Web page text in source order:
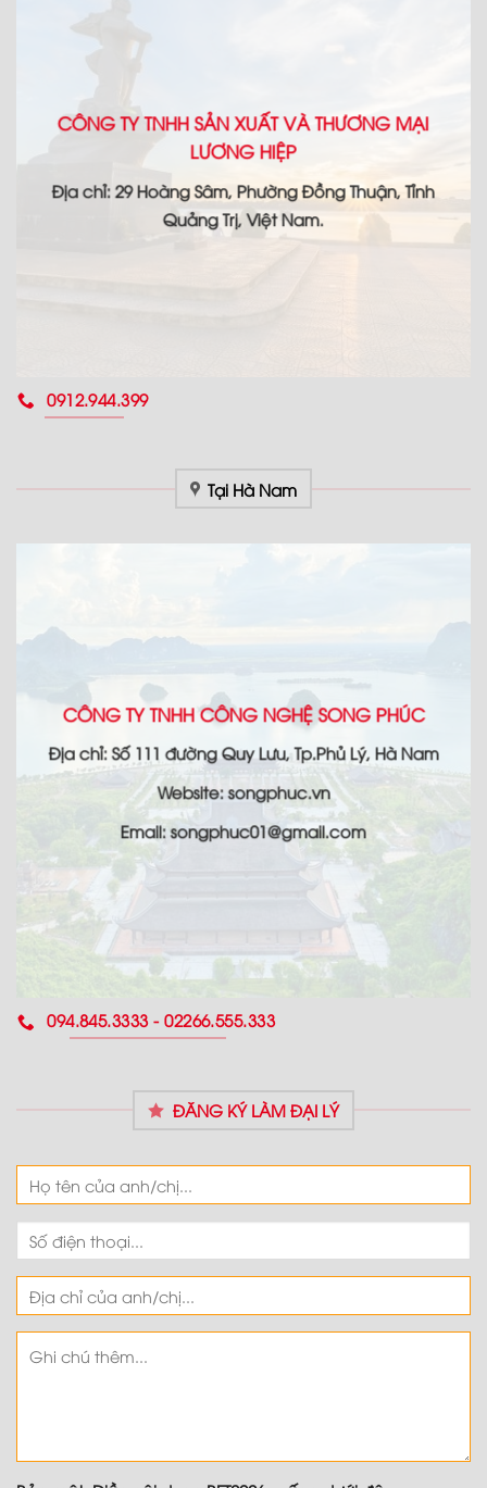
CÔNG TY TNHH SẢN XUẤT VÀ THƯƠNG MẠI
LƯƠNG HIỆP
Địa chỉ: 29 Hoàng Sâm, Phường Đồng Thuận, Tỉnh
Quảng Trị, Việt Nam.
0912.944.399
Tại Hà Nam
CÔNG TY TNHH CÔNG NGHỆ SONG PHÚC
Địa chỉ: Số 111 đường Quy Lưu, Tp.Phủ Lý, Hà Nam
Website: songphuc.vn
Email: songphuc01@gmail.com
094.845.3333 - 02266.555.333
ĐĂNG KÝ LÀM ĐẠI LÝ